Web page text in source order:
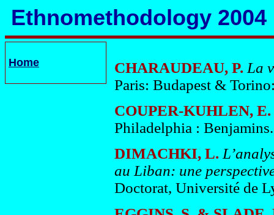
Ethnomethodology 2004
Home CHARAUDEAU, P. La
Paris: Budapest &
COUPER-KUHLEN, E.
Philadelphia : Benjamins.
DIMACHKI, L.
au Liban: une
Doctorat, Université de